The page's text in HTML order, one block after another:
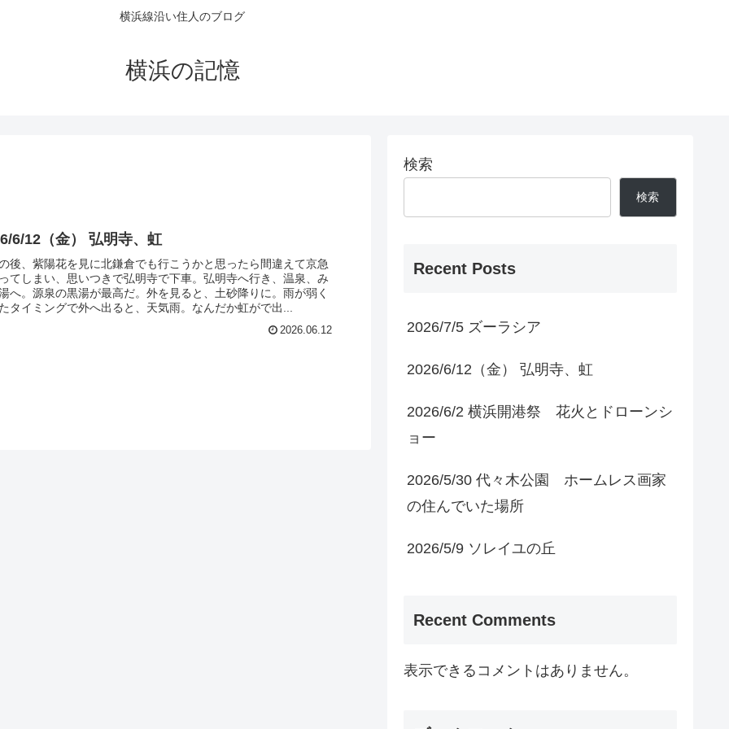
横浜線沿い住人のブログ
横浜の記憶
6/12（金） 弘明寺、虹
後、紫陽花を見に北鎌倉でも行こうかと思ったら間違えて京急
てしまい、思いつきで弘明寺で下車。弘明寺へ行き、温泉、み
へ。源泉の黒湯が最高だ。外を見ると、土砂降りに。雨が弱く
タイミングで外へ出ると、天気雨。なんだか虹がで出...
2026.06.12
検索
検索
Recent Posts
2026/7/5 ズーラシア
2026/6/12（金） 弘明寺、虹
2026/6/2 横浜開港祭 花火とドローンシ
ョー
2026/5/30 代々木公園 ホームレス画家
の住んでいた場所
2026/5/9 ソレイユの丘
Recent Comments
表示できるコメントはありません。